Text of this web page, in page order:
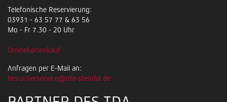
Telefonische Reservierung:
03931 - 63 57 77 & 63 56
Mo - Fr 7.30 - 20 Uhr
Onlinekartenkauf
Anfragen per E-Mail an:
besucherservice@tda-stendal.de